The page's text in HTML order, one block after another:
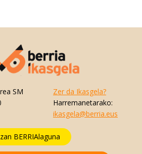
SM
Zer da Ikasgela?
Harremanetarako:
ikasgela@berria.eus
BERRIAlaguna